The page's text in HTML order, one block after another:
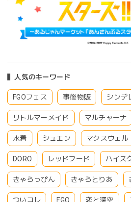
人気のキーワード
FGOフェス 事後物販 シンデ
リトルマーメイド マルチャーナ
水着 シュエン マクスウェル
DORO レッドフード ハイス
きゃらっぴん きゃらとりあ
ついコレ FGO 恋と深空